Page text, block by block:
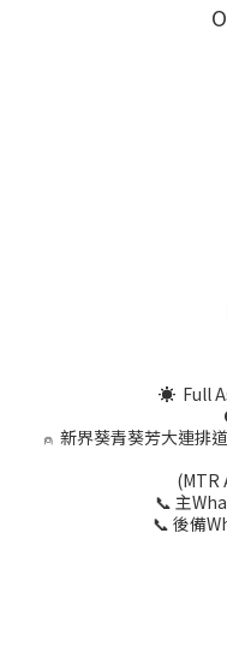
☀ Full
⍝ 新界葵青葵芳大連排
(MTR
📞 主
📞 後備